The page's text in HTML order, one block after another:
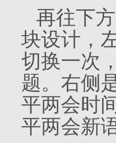
再往下
块设计，
切换一次
题。右侧
平两会时
平两会新语